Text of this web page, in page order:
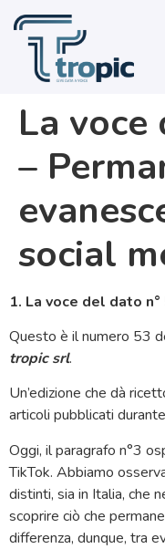
La
–
social
1. La voce del dato n°
Questo è il numero 53
tropic srl.
Un’edizione che dà
articoli pubblicati
Oggi, il paragrafo n°3
TikTok. Abbiamo
distinti, sia in Italia, che
scoprire ciò che
differenza, dunque, tra